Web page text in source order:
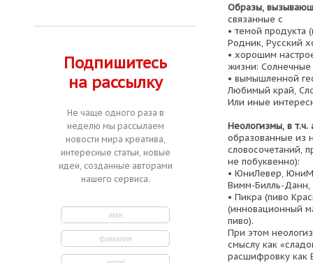
Подпишитесь
на рассылку
Не чаще одного раза в
неделю мы рассылаем
новости мира креатива,
интересные статьи, новые
идеи, созданные авторами
нашего сервиса.
Образы,
связанные с
• темой продукта
Родник, Русский
• хорошим
жизни: Солнечные
• вымышленной
Любимый край,
Или иные
Неологизмы, в
образованные из
словосочетаний,
не побуквенно):
• ЮниЛевер,
Вимм-Билль-Данн,
• Пикра (пиво
(инновационный
пиво).
При этом
смыслу как
расшифровку как